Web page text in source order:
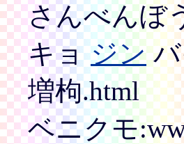
さんべんぼ
キョジンバ
増枸.html
ベニクモ